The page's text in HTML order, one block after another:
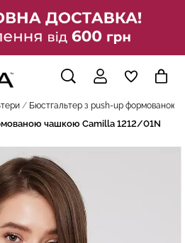
Бюстгальтер з push-up формованою
чашкою Camilla 1212/01N